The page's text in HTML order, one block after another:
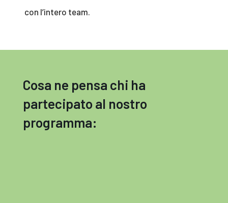
con l’intero team.
Cosa ne pensa chi ha
partecipato al nostro
programma: